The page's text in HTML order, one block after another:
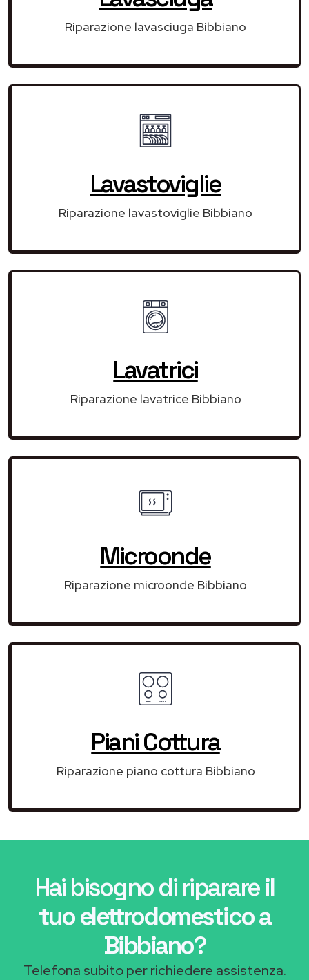
Riparazione lavasciuga Bibbiano
Lavastoviglie
Riparazione lavastoviglie Bibbiano
Lavatrici
Riparazione lavatrice Bibbiano
Microonde
Riparazione microonde Bibbiano
Piani Cottura
Riparazione piano cottura Bibbiano
Hai bisogno di riparareil
tuo elettrodomestico a
Bibbiano?
Telefona subito per richiedere assistenza.